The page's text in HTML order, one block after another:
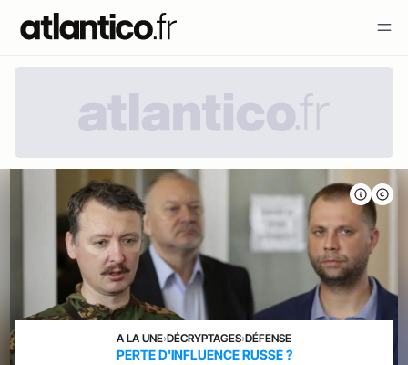
A LA UNE›DÉCRYPTAGES›DÉFENSE
PERTE D'INFLUENCE RUSSE ?